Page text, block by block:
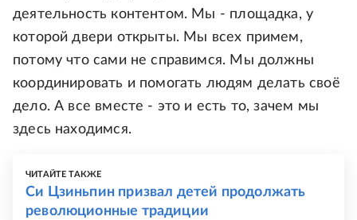
деятельность контентом. Мы - площадка, у
которой двери открыты. Мы всех примем,
потому что сами не справимся. Мы должны
координировать и помогать людям делать своё
дело. А все вместе - это и есть то, зачем мы
здесь находимся.
ЧИТАЙТЕ ТАКЖЕ
Си Цзиньпин призвал детей продолжать
революционные традиции